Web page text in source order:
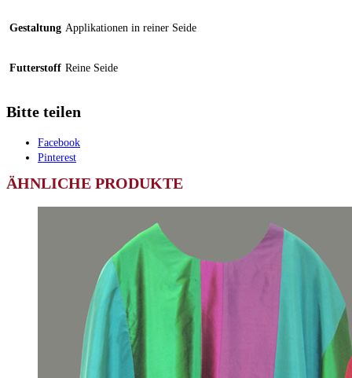
Gestaltung Applikationen in reiner Seide
Futterstoff Reine Seide
Bitte teilen
Facebook
Pinterest
ÄHNLICHE PRODUKTE